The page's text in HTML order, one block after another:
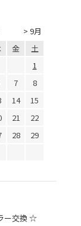
> 9月
金
土
1
7
8
14
15
21
22
28
29
ー交換 ☆